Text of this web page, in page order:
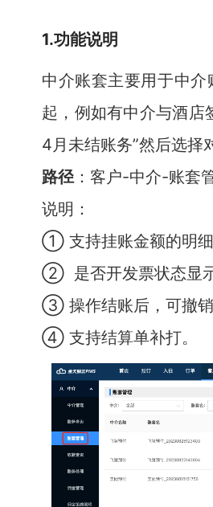
1.功能说明
中介账套主要用于中
起，例如有中介与酒店
4月未结账务”然后选择
路径：客户-中介-账套
说明：
① 支持挂账金额的明细
② 是否开发票状态显
③ 操作结账后，可撤销
④ 支持结算单补打。